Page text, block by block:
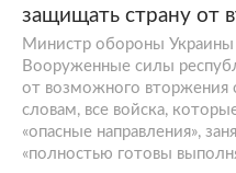
защищать страну от
Министр обороны Украины
Вооруженные силы
от возможного вторжения
словам, все войска,
«опасные направления»,
«полностью готовы